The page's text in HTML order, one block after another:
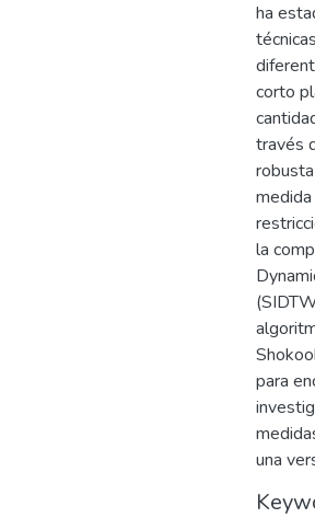
ha
corto
través
la
para
una